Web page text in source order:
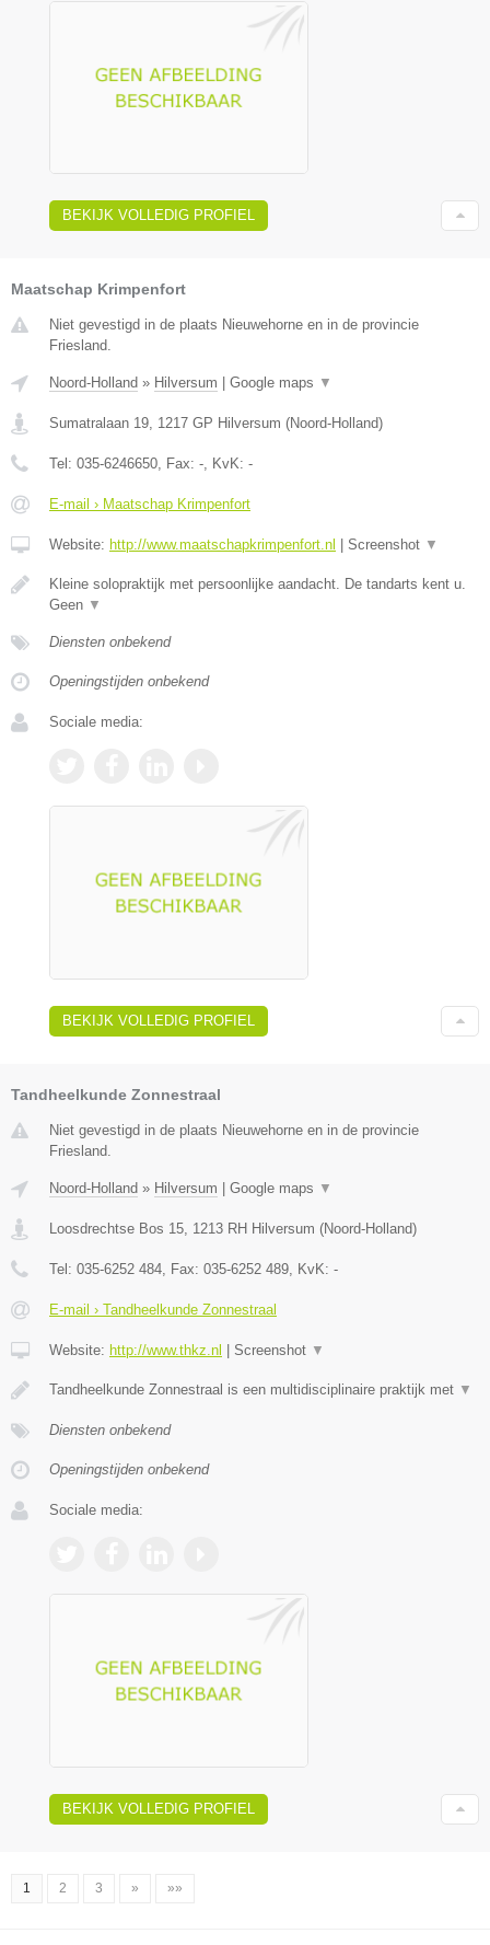
BEKIJK VOLLEDIG PROFIEL
Maatschap Krimpenfort
Niet gevestigd in de plaats Nieuwehorne en in de provincie
Friesland.
Noord-Holland » Hilversum Google maps ▼
Sumatralaan 19, 1217 GP Hilversum (Noord-Holland)
Tel: 035-6246650, Fax: -, KvK: -
E-mail › Maatschap Krimpenfort
Website: http://www.maatschapkrimpenfort.nl Screenshot ▼
Kleine solopraktijk met persoonlijke aandacht. De tandarts kent u.
Geen ▼
Diensten onbekend
Openingstijden onbekend
Sociale media:
BEKIJK VOLLEDIG PROFIEL
Tandheelkunde Zonnestraal
Niet gevestigd in de plaats Nieuwehorne en in de provincie
Friesland.
Noord-Holland » Hilversum Google maps ▼
Loosdrechtse Bos 15, 1213 RH Hilversum (Noord-Holland)
Tel: 035-6252 484, Fax: 035-6252 489, KvK: -
E-mail › Tandheelkunde Zonnestraal
Website: http://www.thkz.nl Screenshot ▼
Tandheelkunde Zonnestraal is een multidisciplinaire praktijk met ▼
Diensten onbekend
Openingstijden onbekend
Sociale media:
BEKIJK VOLLEDIG PROFIEL
1 2 3 » »»